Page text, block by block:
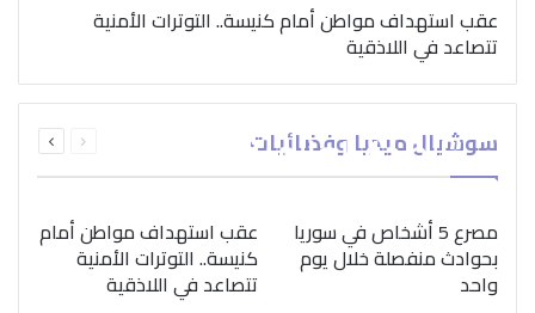
عقب استهداف مواطن أمام كنيسة.. التوترات الأمنية
تتصاعد في اللاذقية
سوشيال ميديا وفضائيات الصفحةالصفحة
بمناسبة اليوم الدولي..
“الصحة العالمية” تؤكد
ضرورة اتباع نهج متكامل
لمواجهة إدمان المخدرات
مصرع 5 أشخاص في سوريا
بحوادث منفصلة خلال يوم
واحد
عقب استهداف مواطن أمام
كنيسة.. التوترات الأمنية
تتصاعد في اللاذقية